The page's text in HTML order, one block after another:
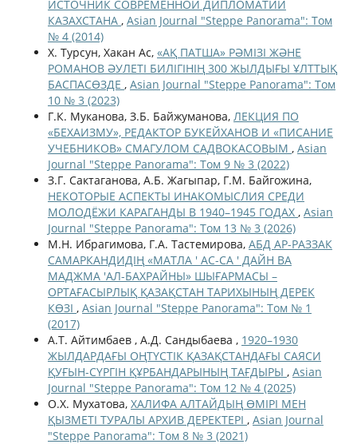
ИСТОЧНИК СОВРЕМЕННОЙ ДИПЛОМАТИИ
КАЗАХСТАНА , Asian Journal "Steppe Panorama": Том
№ 4 (2014)
Х. Турсун, Хакан Ас, «АҚ ПАТША» РӘМІЗІ ЖӘНЕ
РОМАНОВ ӘУЛЕТІ БИЛІГІНІҢ 300 ЖЫЛДЫҒЫ ҰЛТТЫҚ
БАСПАСӨЗДЕ , Asian Journal "Steppe Panorama": Том
10 № 3 (2023)
Г.К. Муканова, З.Б. Байжуманова, ЛЕКЦИЯ ПО
«БЕХАИЗМУ», РЕДАКТОР БУКЕЙХАНОВ И «ПИСАНИЕ
УЧЕБНИКОВ» СМАГУЛОМ САДВОКАСОВЫМ , Asian
Journal "Steppe Panorama": Том 9 № 3 (2022)
З.Г. Сактаганова, А.Б. Жагыпар, Г.М. Байгожина,
НЕКОТОРЫЕ АСПЕКТЫ ИНАКОМЫСЛИЯ СРЕДИ
МОЛОДЁЖИ КАРАГАНДЫ В 1940–1945 ГОДАХ , Asian
Journal "Steppe Panorama": Том 13 № 3 (2026)
М.Н. Ибрагимова, Г.А. Тастемирова, АБД АР-РАЗЗАК
САМАРКАНДИДІҢ «МАТЛА ' АС-СА ' ДАЙН ВА
МАДЖМА 'АЛ-БАХРАЙНЫ» ШЫҒАРМАСЫ –
ОРТАҒАСЫРЛЫҚ ҚАЗАҚСТАН ТАРИХЫНЫҢ ДЕРЕК
КӨЗІ , Asian Journal "Steppe Panorama": Том № 1
(2017)
А.Т. Айтимбаев , А.Д. Сандыбаева , 1920–1930
ЖЫЛДАРДАҒЫ ОҢТҮСТІК ҚАЗАҚСТАНДАҒЫ САЯСИ
ҚУҒЫН-СҮРГІН ҚҰРБАНДАРЫНЫҢ ТАҒДЫРЫ , Asian
Journal "Steppe Panorama": Том 12 № 4 (2025)
О.Х. Мухатова, ХАЛИФА АЛТАЙДЫҢ ӨМІРІ МЕН
ҚЫЗМЕТІ ТУРАЛЫ АРХИВ ДЕРЕКТЕРІ , Asian Journal
"Steppe Panorama": Том 8 № 3 (2021)